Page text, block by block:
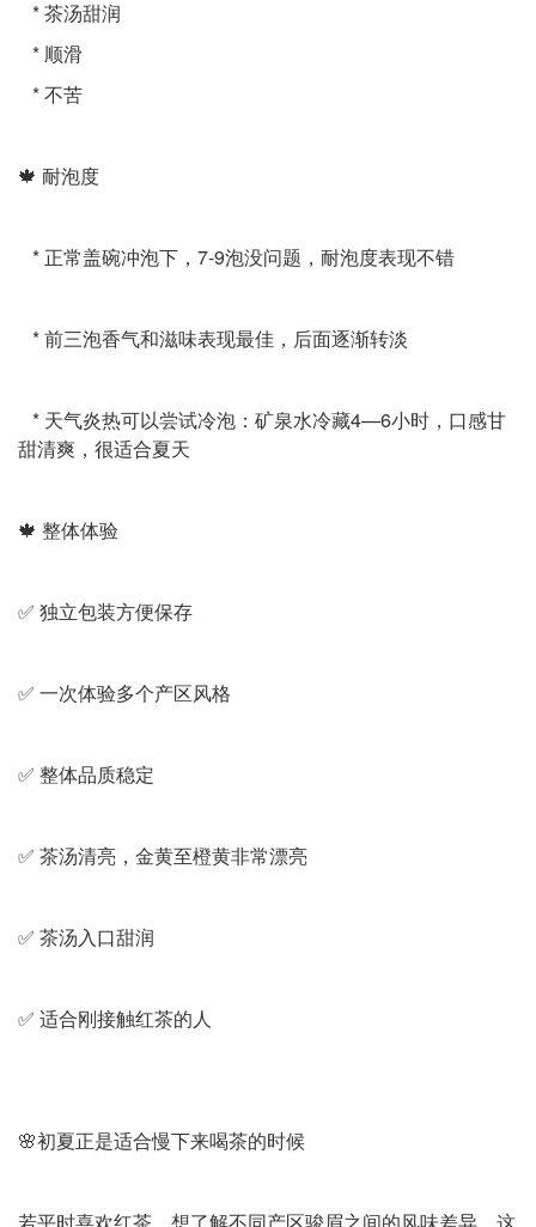
* 茶汤甜润
* 顺滑
* 不苦
🍁 耐泡度
* 正常盖碗冲泡下，7-9泡没问题，耐泡度表现不错
* 前三泡香气和滋味表现最佳，后面逐渐转淡
* 天气炎热可以尝试冷泡：矿泉水冷藏4—6小时，口感甘
甜清爽，很适合夏天
🍁 整体体验
✅ 独立包装方便保存
✅ 一次体验多个产区风格
✅ 整体品质稳定
✅ 茶汤清亮，金黄至橙黄非常漂亮
✅ 茶汤入口甜润
✅ 适合刚接触红茶的人
🌸初夏正是适合慢下来喝茶的时候